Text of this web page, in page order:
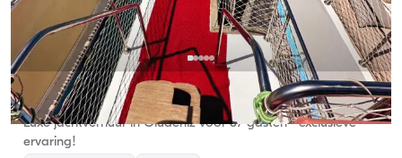
Ölüdeniz, Muğla Nieuwe boot
Luxe jachtverhuur in Ölüdeniz voor 37 gasten - exclusieve
ervaring!